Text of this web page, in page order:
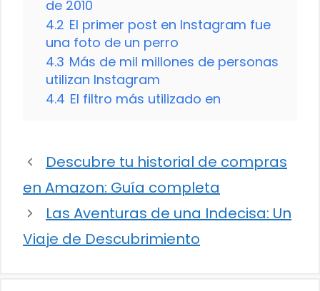
de 2010
4.2 El primer post en Instagram fue
una foto de un perro
4.3 Más de mil millones de personas
utilizan Instagram
4.4 El filtro más utilizado en
Descubre tu historial de compras
en Amazon: Guía completa
Las Aventuras de una Indecisa: Un
Viaje de Descubrimiento